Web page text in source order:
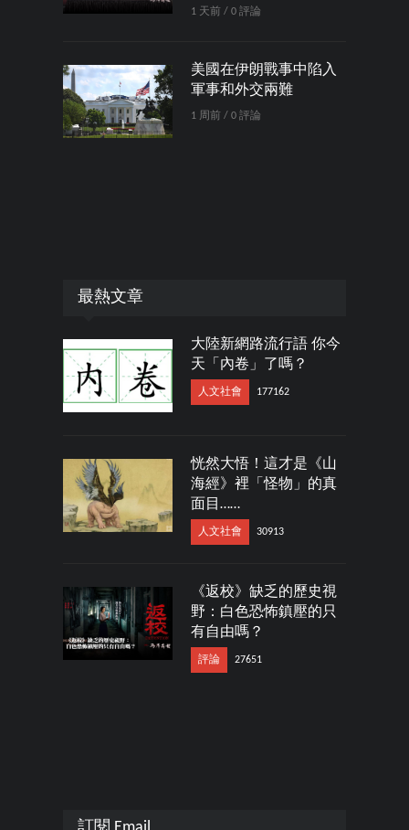
1 天前 / 0 評論
美國在伊朗戰事中陷入
軍事和外交兩難
1 周前 / 0 評論
最熱文章
大陸新網路流行語 你今
天「內卷」了嗎？
人文社會 177162
恍然大悟！這才是《山
海經》裡「怪物」的真
面目……
人文社會 30913
《返校》缺乏的歷史視
野：白色恐怖鎮壓的只
有自由嗎？
評論 27651